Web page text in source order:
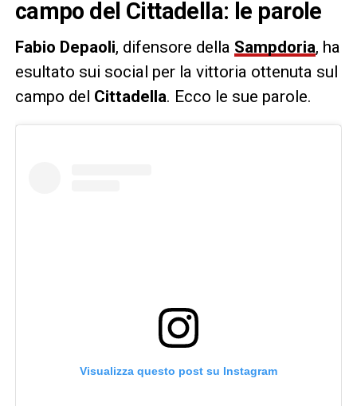
campo del Cittadella: le parole
Fabio Depaoli, difensore della Sampdoria, ha
esultato sui social per la vittoria ottenuta sul
campo del Cittadella. Ecco le sue parole.
Visualizza questo post su Instagram